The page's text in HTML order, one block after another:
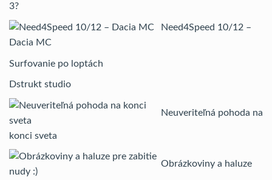
3?
Need4Speed 10/12 –
Dacia MC
Surfovanie po loptách
Dstrukt studio
Neuveriteľná pohoda na
konci sveta
Obrázkoviny a haluze